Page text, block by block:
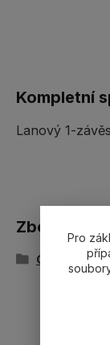
Kompletní
Lanový 1-
Zboží
Ocelová
Pro